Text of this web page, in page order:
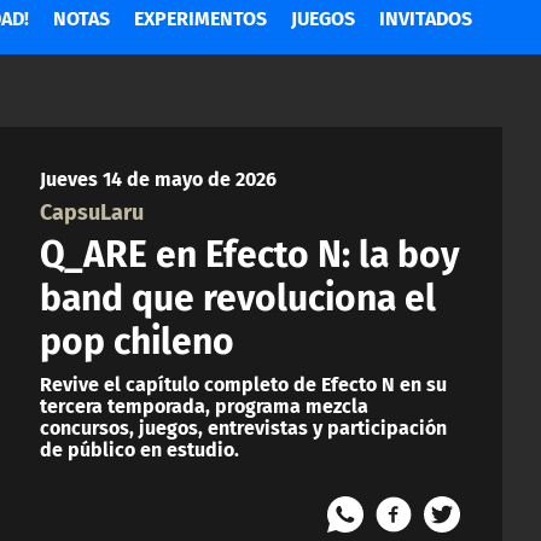
NOTAS EXPERIMENTOS JUEGOS INVITADOS
Jueves 14 de mayo de 2026
CapsuLaru
Q_ARE en Efecto N: la boy
band que revoluciona el
pop chileno
Revive el capítulo completo de Efecto N en su
tercera temporada, programa mezcla
concursos, juegos, entrevistas y participación
de público en estudio.